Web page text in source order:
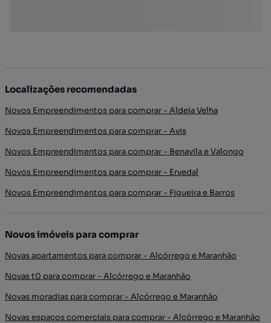
Localizações recomendadas
Novos Empreendimentos para comprar - Aldeia Velha
Novos Empreendimentos para comprar - Avis
Novos Empreendimentos para comprar - Benavila e Valongo
Novos Empreendimentos para comprar - Ervedal
Novos Empreendimentos para comprar - Figueira e Barros
Novos imóveis para comprar
Novas apartamentos para comprar - Alcórrego e Maranhão
Novas t0 para comprar - Alcórrego e Maranhão
Novas moradias para comprar - Alcórrego e Maranhão
Novas espaços comerciais para comprar - Alcórrego e Maranhão